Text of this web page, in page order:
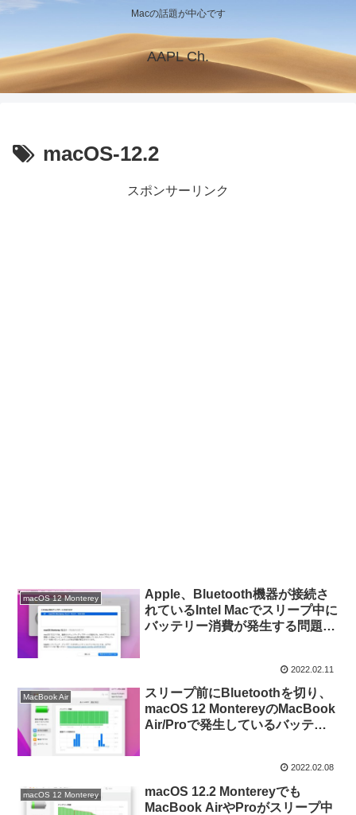
Macの話題が中心です
AAPL Ch.
macOS-12.2
スポンサーリンク
macOS 12 Monterey
Apple、Bluetooth機器が接続さ
れているIntel Macでスリープ中に
バッテリー消費が発生する問題と
した「macOS 12.2.1 Monterey」
をリリース。
2022.02.11
MacBook Air
スリープ前にBluetoothを切り、
macOS 12 MontereyのMacBook
Air/Proで発生しているバッテリ
2022.02.08
macOS 12 Monterey
macOS 12.2 Montereyでも
MacBook AirやProがスリープ中